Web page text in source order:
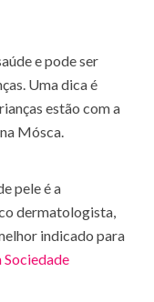
e pode ser
Uma dica é
estão com a
Mósca.
pele é a
dermatologista,
indicado para